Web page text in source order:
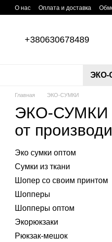
Перейти к основному контенту
О нас Оплата и доставка
+380630678489
ЭКО-
Главная ЭКО-СУМКИ
ЭКО-СУМКИ
от
Эко сумки оптом
Сумки из ткани
Шопер со своим принтом
Шопперы
Шопперы оптом
Экорюкзаки
Рюкзак-мешок